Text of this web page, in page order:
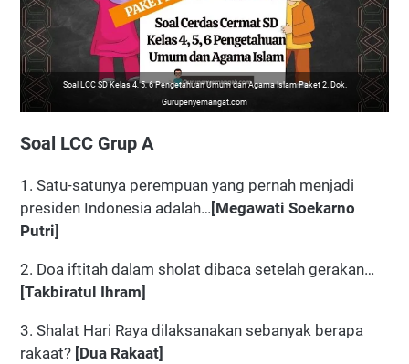
Soal LCC SD Kelas 4, 5, 6 Pengetahuan Umum dan Agama Islam Paket 2. Dok.
Gurupenyemangat.com
Soal LCC Grup A
1. Satu-satunya perempuan yang pernah menjadi
presiden Indonesia adalah… [Megawati Soekarno
Putri]
2. Doa iftitah dalam sholat dibaca setelah gerakan…
[Takbiratul Ihram]
3. Shalat Hari Raya dilaksanakan sebanyak berapa
rakaat? [Dua Rakaat]